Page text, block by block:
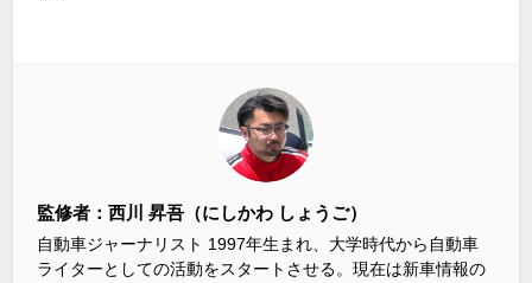
監修者：西川 昇吾（にしかわ しょうご）
自動車ジャーナリスト 1997年生まれ、大学時代から自動車
ライターとしての活動をスタートさせる。現在は新車情報の